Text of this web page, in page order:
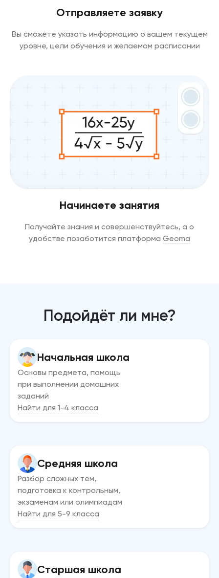
Отправляете заявку
Вы сможете указать информацию о вашем текущем
уровне, цели обучения и желаемом расписании
Начинаете занятия
Получайте знания и совершенствуйтесь, а о
удобстве позаботится платформа Geoma
Подойдёт ли мне?
Начальная школа
Основы предмета, помощь
при выполнении домашних
заданий
Найти для 1-4 класса
Средняя школа
Разбор сложных тем,
подготовка к контрольным,
экзаменам или олимпиадам
Найти для 5-9 класса
Старшая школа